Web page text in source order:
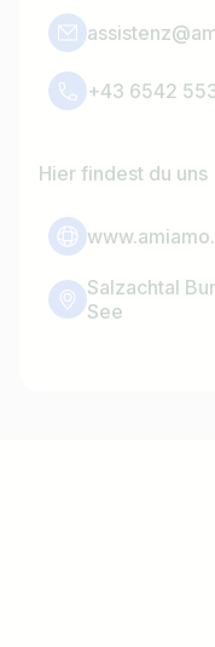
+43 6542
Hier findest du uns
Salzachtal
See